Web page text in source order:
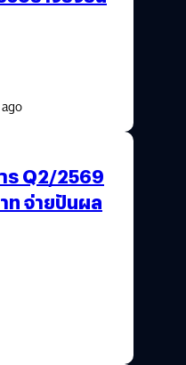
ร Q2/2569
ท จ่ายปันผล